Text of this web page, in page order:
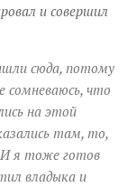
и совершил
сюда, потому
сомневаюсь, что
на этой
там, то,
я тоже готов
владыка и